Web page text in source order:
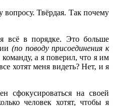
вопросу. Твёрдая. Так почему
в порядке. Это больше
(по поводу присоединения к
команду, а я поверил, что я им
хотят меня видеть? Нет, и я
на своей
человек хотят, чтобы я